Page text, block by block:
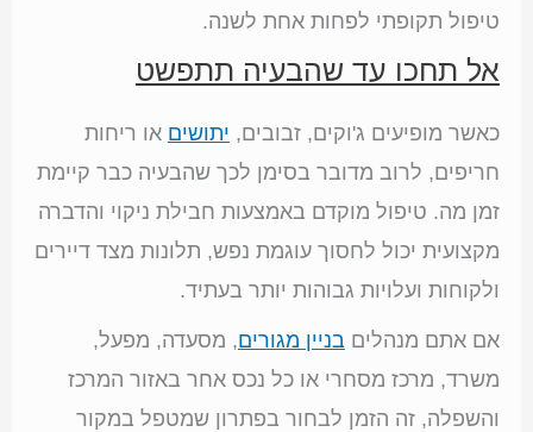
טיפול תקופתי לפחות אחת לשנה.
אל תחכו עד שהבעיה תתפשט
כאשר מופיעים ג'וקים, זבובים, יתושים או ריחות
חריפים, לרוב מדובר בסימן לכך שהבעיה כבר קיימת
זמן מה. טיפול מוקדם באמצעות חבילת ניקוי והדברה
מקצועית יכול לחסוך עוגמת נפש, תלונות מצד דיירים
ולקוחות ועלויות גבוהות יותר בעתיד.
אם אתם מנהלים בניין מגורים, מסעדה, מפעל,
משרד, מרכז מסחרי או כל נכס אחר באזור המרכז
והשפלה, זה הזמן לבחור בפתרון שמטפל במקור